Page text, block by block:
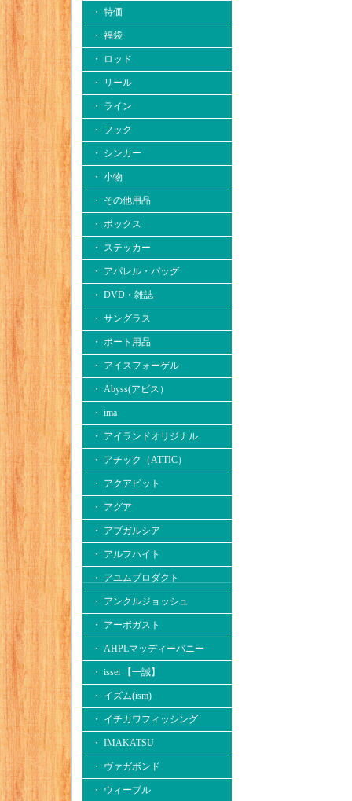
・ 特価
・ 福袋
・ ロッド
・ リール
・ ライン
・ フック
・ シンカー
・ 小物
・ その他用品
・ ボックス
・ ステッカー
・ アパレル・バッグ
・ DVD・雑誌
・ サングラス
・ ボート用品
・ アイスフォーゲル
・ Abyss(アビス）
・ ima
・ アイランドオリジナル
・ アチック（ATTIC）
・ アクアビット
・ アグア
・ アブガルシア
・ アルフハイト
・ アユムプロダクト
・ アンクルジョッシュ
・ アーボガスト
・ AHPLマッディーバニー
・ issei 【一誠】
・ イズム(ism)
・ イチカワフィッシング
・ IMAKATSU
・ ヴァガボンド
・ ウィーブル